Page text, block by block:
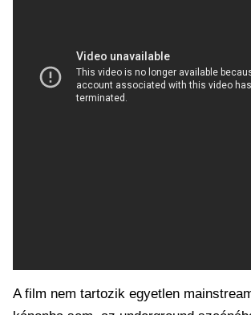
A film nem tartozik egyetlen